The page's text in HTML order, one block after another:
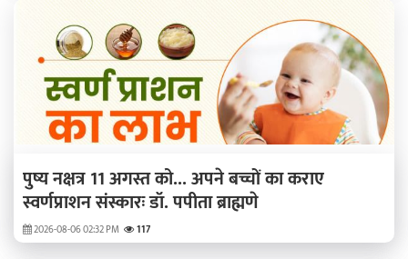
पुष्य नक्षत्र 11 अगस्त को... अपने बच्चों का कराए
स्वर्णप्राशन संस्कारः डॉ. पपीता ब्राह्मणे
2026-08-06 02:32 PM 117